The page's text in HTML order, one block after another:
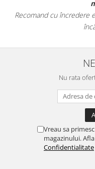
tuturor
Nu rata
Vreau sa
magazinului.
Confidentialitate